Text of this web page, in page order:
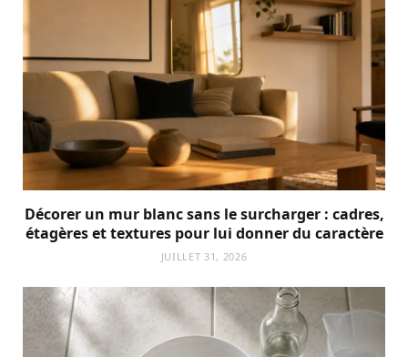
Décorer un mur blanc sans le surcharger : cadres,
étagères et textures pour lui donner du caractère
JUILLET 31, 2026